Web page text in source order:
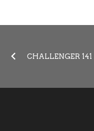
CHALLENGER 141